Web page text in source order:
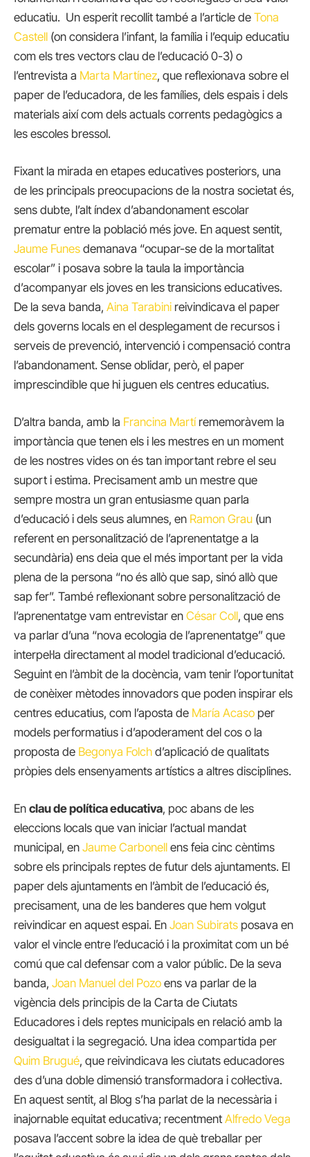
educatiu. Un esperit recollit també a l’article de Tona
Castell (on considera l’infant, la família i l’equip educatiu
com els tres vectors clau de l’educació 0-3) o
l’entrevista a Marta Martínez, que reflexionava sobre el
paper de l’educadora, de les famílies, dels espais i dels
materials així com dels actuals corrents pedagògics a
les escoles bressol.
Fixant la mirada en etapes educatives posteriors, una
de les principals preocupacions de la nostra societat és,
sens dubte, l’alt índex d’abandonament escolar
prematur entre la població més jove. En aquest sentit,
Jaume Funes demanava “ocupar-se de la mortalitat
escolar” i posava sobre la taula la importància
d’acompanyar els joves en les transicions educatives.
De la seva banda, Aina Tarabini reivindicava el paper
dels governs locals en el desplegament de recursos i
serveis de prevenció, intervenció i compensació contra
l’abandonament. Sense oblidar, però, el paper
imprescindible que hi juguen els centres educatius.
D’altra banda, amb la Francina Martírememoràvem la
importància que tenen els i les mestres en un moment
de les nostres vides on és tan important rebre el seu
suport i estima. Precisament amb un mestre que
sempre mostra un gran entusiasme quan parla
d’educació i dels seus alumnes, en Ramon Grau (un
referent en personalització de l’aprenentatge a la
secundària) ens deia que el més important per la vida
plena de la persona “no és allò que sap, sinó allò que
sap fer”. També reflexionant sobre personalització de
l’aprenentatge vam entrevistar en César Coll, que ens
va parlar d’una “nova ecologia de l’aprenentatge” que
interpel·la directament al model tradicional d’educació.
Seguint en l’àmbit de la docència, vam tenir l’oportunitat
de conèixer mètodes innovadors que poden inspirar els
centres educatius, com l’aposta de María Acaso per
models performatius i d’apoderament del cos o la
proposta de Begonya Folch d’aplicació de qualitats
pròpies dels ensenyaments artístics a altres disciplines.
En clau de política educativa, poc abans de les
eleccions locals que van iniciar l’actual mandat
municipal, en Jaume Carbonell ens feia cinc cèntims
sobre els principals reptes de futur dels ajuntaments. El
paper dels ajuntaments en l’àmbit de l’educació és,
precisament, una de les banderes que hem volgut
reivindicar en aquest espai. En Joan Subirats posava en
valor el vincle entre l’educació i la proximitat com un bé
comú que cal defensar com a valor públic. De la seva
banda, Joan Manuel del Pozo ens va parlar de la
vigència dels principis de la Carta de Ciutats
Educadores i dels reptes municipals en relació amb la
desigualtat i la segregació. Una idea compartida per
Quim Brugué, que reivindicava les ciutats educadores
des d’una doble dimensió transformadora i col·lectiva.
En aquest sentit, al Blog s’ha parlat de la necessària i
inajornable equitat educativa; recentment Alfredo Vega
posava l’accent sobre la idea de què treballar per